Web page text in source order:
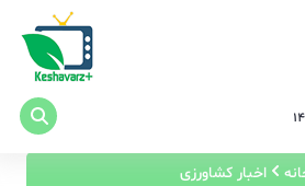
اخبار کشاورزی